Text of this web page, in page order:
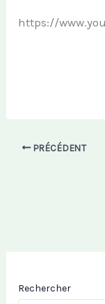
https://
PRÉCÉDENT
Rechercher